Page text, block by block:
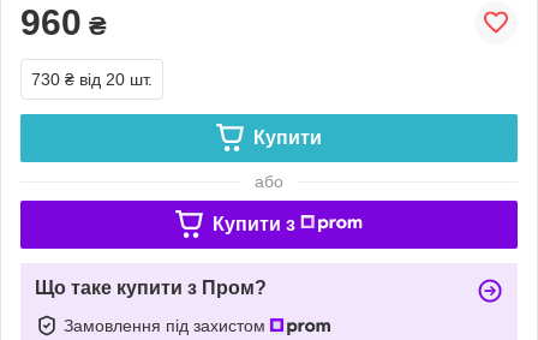
960 ₴
730 ₴ від 20 шт.
Купити
або
Купити з
Що таке купити з Пром?
Замовлення під захистом